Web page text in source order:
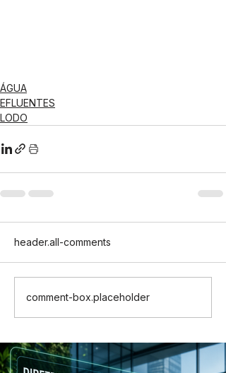
ÁGUA
EFLUENTES
LODO
header.all-comments
comment-box.placeholder